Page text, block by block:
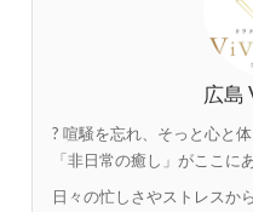
広島
? 喧騒を忘れ、そっと心と
「非日常の癒し」がここに
日々の忙しさやストレスか